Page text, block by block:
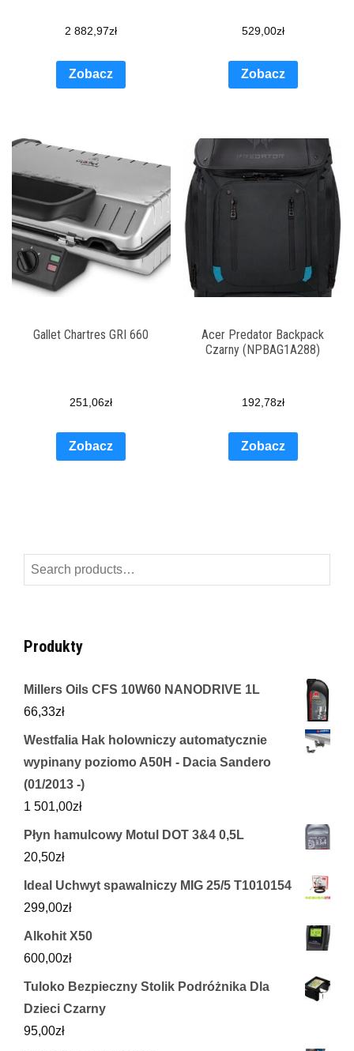
2 882,97zł
Zobacz
529,00zł
Zobacz
Gallet Chartres GRI 660
251,06zł
Zobacz
Acer Predator Backpack
Czarny (NPBAG1A288)
192,78zł
Zobacz
Search
for:
Produkty
Millers Oils CFS 10W60 NANODRIVE 1L
66,33zł
Westfalia Hak holowniczy automatycznie
wypinany poziomo A50H - Dacia Sandero
(01/2013 -)
1 501,00zł
Płyn hamulcowy Motul DOT 3&4 0,5L
20,50zł
Ideal Uchwyt spawalniczy MIG 25/5 T1010154
299,00zł
Alkohit X50
600,00zł
Tuloko Bezpieczny Stolik Podróżnika Dla
Dzieci Czarny
95,00zł